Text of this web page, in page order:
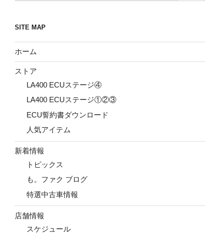
SITE MAP
ホーム
ストア
LA400 ECUステージ④
LA400 ECUステージ①②③
ECU誓約書ダウンロード
人気アイテム
新着情報
トピックス
も。ファク ブログ
特選中古車情報
店舗情報
スケジュール